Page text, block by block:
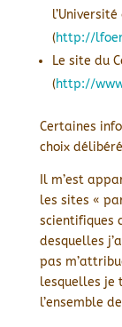
(http://
Le site du
(http://
Certaines
choix
Il m’est
les sites «
scientifiques
desquelles
pas
lesquelles je
l’ensemble